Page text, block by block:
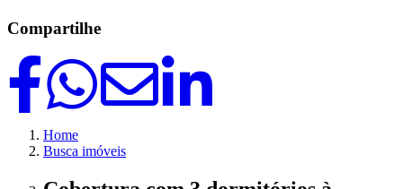
Compartilhe
Home
Busca imóveis